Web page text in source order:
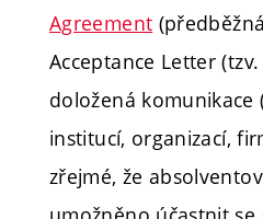
Agreement
Acceptance Letter
doložená komunikace
institucí, organizací,
zřejmé, že